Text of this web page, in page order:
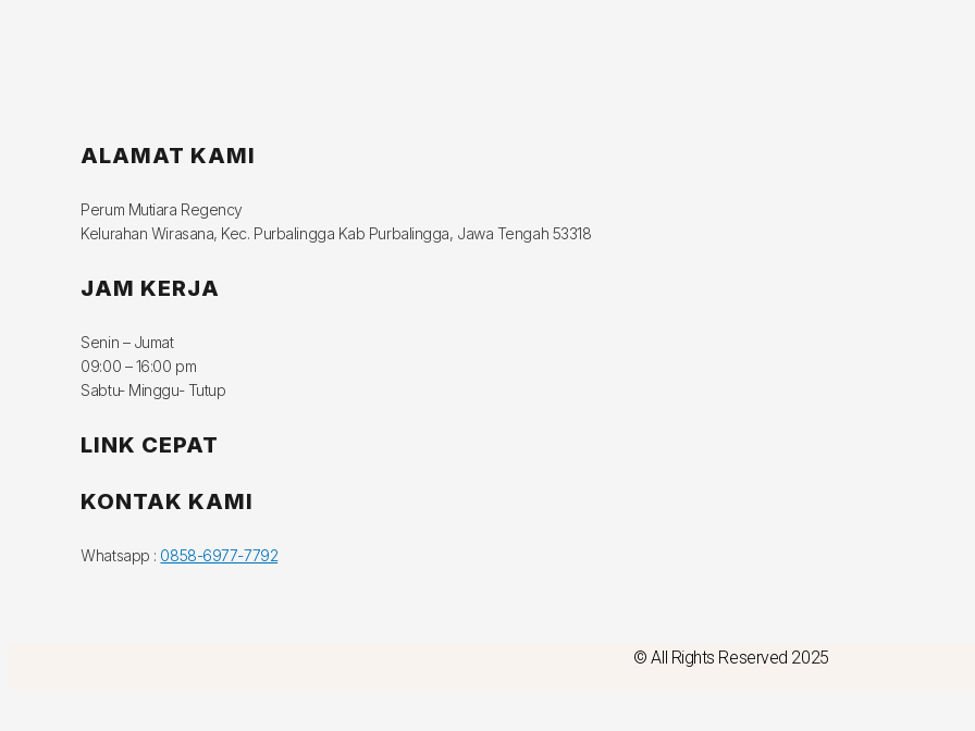
ALAMAT KAMI
Perum Mutiara Regency
Kelurahan Wirasana, Kec. Purbalingga Kab Purbalingga, Jawa Tengah 53318
JAM KERJA
Senin – Jumat
09:00 – 16:00 pm
Sabtu- Minggu- Tutup
LINK CEPAT
KONTAK KAMI
Whatsapp : 0858-6977-7792
© All Rights Reserved 2025